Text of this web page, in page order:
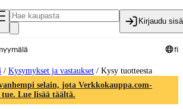
Kirjaudu
fi
/ Kysymykset ja vastaukset / Kysy tuotteesta
selain, jota Verkkokauppa.com-
tue. Lue lisää täältä.